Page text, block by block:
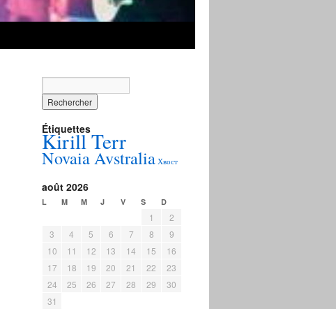
Étiquettes
Kirill Terr
Novaia Avstralia Хвост
août 2026
L M M J V S D
1
2
3
4 5 6 7 8
9
10
11 12 13 14 15
16
17
18 19 20 21 22
23
24
25 26 27 28 29
30
31